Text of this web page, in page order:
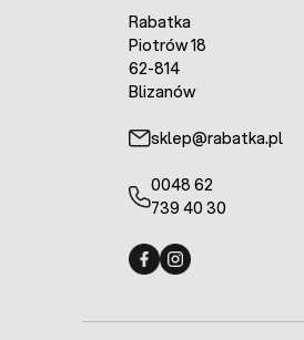
Rabatka
Piotrów 18
62-814
Blizanów
sklep@rabatka.pl
0048 62
739 40 30